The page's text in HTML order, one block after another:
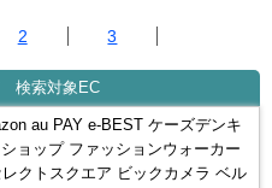
2 3
検索対象EC
au PAY e-BEST ケーズデンキ
ョップ ファッションウォーカー
クトスクエア ビックカメラ ベル